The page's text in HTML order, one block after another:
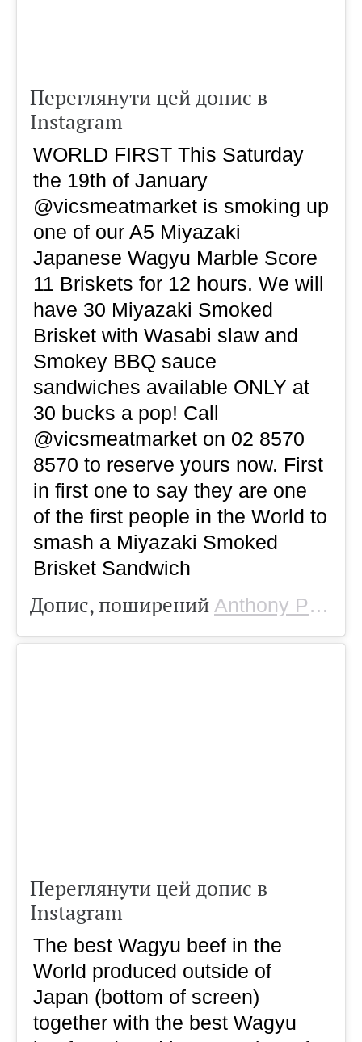
Переглянути цей допис в
Instagram
WORLD FIRST This Saturday
the 19th of January
@vicsmeatmarket is smoking up
one of our A5 Miyazaki
Japanese Wagyu Marble Score
11 Briskets for 12 hours. We will
have 30 Miyazaki Smoked
Brisket with Wasabi slaw and
Smokey BBQ sauce
sandwiches available ONLY at
30 bucks a pop! Call
@vicsmeatmarket on 02 8570
8570 to reserve yours now. First
in first one to say they are one
of the first people in the World to
smash a Miyazaki Smoked
Brisket Sandwich
Допис, поширений Anthony Puharich
Переглянути цей допис в
Instagram
The best Wagyu beef in the
World produced outside of
Japan (bottom of screen)
together with the best Wagyu